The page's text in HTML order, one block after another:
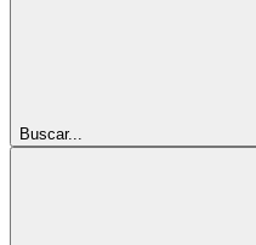
Buscar...